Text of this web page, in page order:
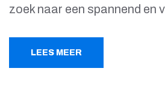
zoek naar een spannend en
LEES MEER